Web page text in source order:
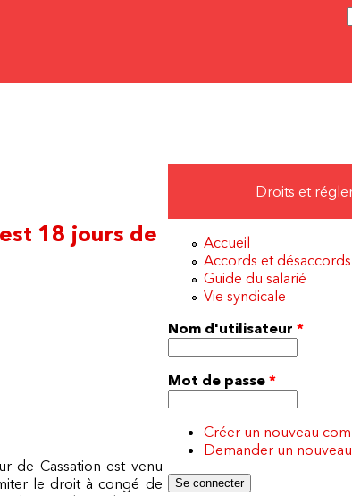
18 jours de
de Cassation est venu
le droit à congé de
Droits et
Accueil
Accords et désaccords
Guide du salarié
Vie syndicale
Nom d'utilisateur*
Mot de passe*
Créer un nouveau
Demander un